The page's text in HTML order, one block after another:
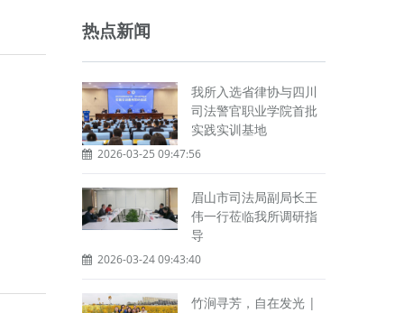
热点新闻
我所入选省律协与四川
司法警官职业学院首批
实践实训基地
2026-03-25 09:47:56
眉山市司法局副局长王
伟一行莅临我所调研指
导
2026-03-24 09:43:40
竹涧寻芳，自在发光 |